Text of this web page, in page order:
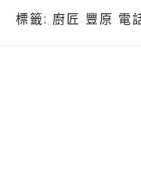
標籤: 廚匠 豐原 電